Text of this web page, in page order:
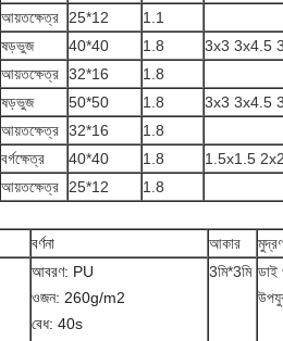
আয়তক্ষেত্র 25*12
1.1
ষড়ভুজ 40*40 1.8
3x3 3x4.5
আয়তক্ষেত্র 32*16
1.8
ষড়ভুজ 50*50 1.8
3x3 3x4.5
আয়তক্ষেত্র 32*16
1.8
বর্গক্ষেত্র 40*40 1.8
1.5x1.5
আয়তক্ষেত্র 25*12 1.8
বর্ণনা আকার
আবরণ: PU
ওজন: 260g/m2
বেধ: 40s
3মি*3মি ডাই